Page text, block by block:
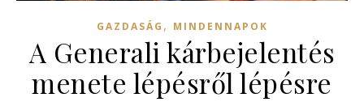
GAZDASÁG , MINDENNAPOK
A Generali kárbejelentés
menete lépésről lépésre